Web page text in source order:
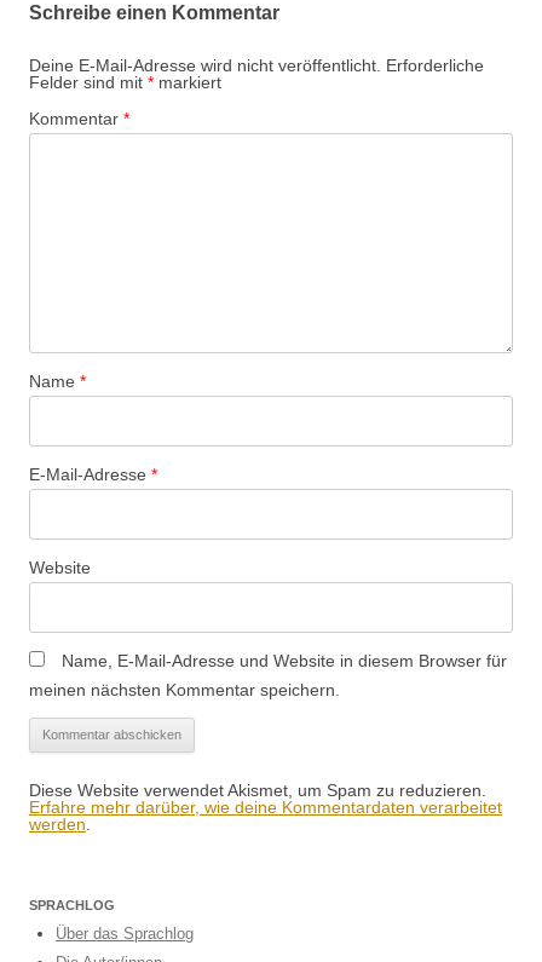
Schreibe einen Kommentar
Deine E-Mail-Adresse wird nicht veröffentlicht. Erforderliche
Felder sind mit * markiert
Kommentar *
Name *
E-Mail-Adresse *
Website
Name, E-Mail-Adresse und Website in diesem Browser für
meinen nächsten Kommentar speichern.
Diese Website verwendet Akismet, um Spam zu reduzieren.
Erfahre mehr darüber, wie deine Kommentardaten verarbeitet
werden
SPRACHLOG
Über das Sprachlog